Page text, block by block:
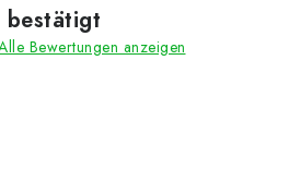
bestätigt
Bewertungen anzeigen